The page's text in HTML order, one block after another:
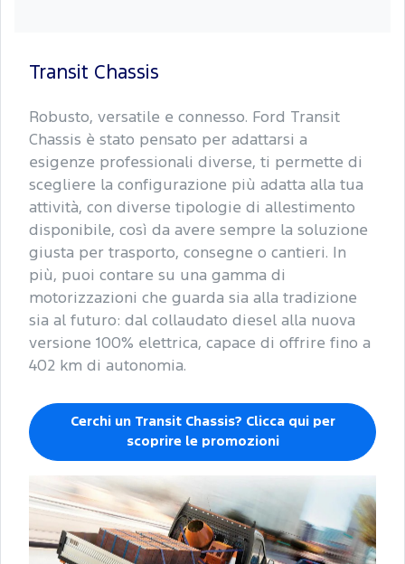
Transit Chassis
Robusto, versatile e connesso. Ford Transit
Chassis è stato pensato per adattarsi a
esigenze professionali diverse, ti permette di
scegliere la configurazione più adatta alla tua
attività, con diverse tipologie di allestimento
disponibile, così da avere sempre la soluzione
giusta per trasporto, consegne o cantieri. In
più, puoi contare su una gamma di
motorizzazioni che guarda sia alla tradizione
sia al futuro: dal collaudato diesel alla nuova
versione 100% elettrica, capace di offrire fino a
402 km di autonomia.
Cerchi un Transit Chassis? Clicca qui per
scoprire le promozioni